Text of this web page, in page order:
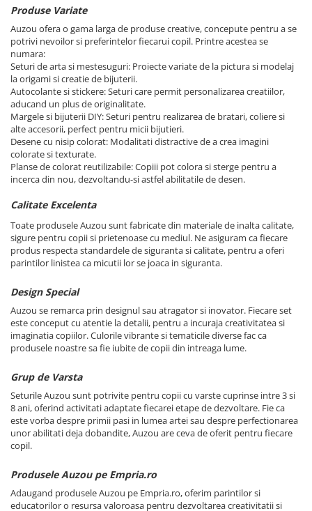
Produse Variate
Auzou ofera o gama larga de produse creative, concepute pentru a se
potrivi nevoilor si preferintelor fiecarui copil. Printre acestea se
numara:
Seturi de arta si mestesuguri: Proiecte variate de la pictura si modelaj
la origami si creatie de bijuterii.
Autocolante si stickere: Seturi care permit personalizarea creatiilor,
aducand un plus de originalitate.
Margele si bijuterii DIY: Seturi pentru realizarea de bratari, coliere si
alte accesorii, perfect pentru micii bijutieri.
Desene cu nisip colorat: Modalitati distractive de a crea imagini
colorate si texturate.
Planse de colorat reutilizabile: Copiii pot colora si sterge pentru a
incerca din nou, dezvoltandu-si astfel abilitatile de desen.
Calitate Excelenta
Toate produsele Auzou sunt fabricate din materiale de inalta calitate,
sigure pentru copii si prietenoase cu mediul. Ne asiguram ca fiecare
produs respecta standardele de siguranta si calitate, pentru a oferi
parintilor linistea ca micutii lor se joaca in siguranta.
Design Special
Auzou se remarca prin designul sau atragator si inovator. Fiecare set
este conceput cu atentie la detalii, pentru a incuraja creativitatea si
imaginatia copiilor. Culorile vibrante si tematicile diverse fac ca
produsele noastre sa fie iubite de copii din intreaga lume.
Grup de Varsta
Seturile Auzou sunt potrivite pentru copii cu varste cuprinse intre 3 si
8 ani, oferind activitati adaptate fiecarei etape de dezvoltare. Fie ca
este vorba despre primii pasi in lumea artei sau despre perfectionarea
unor abilitati deja dobandite, Auzou are ceva de oferit pentru fiecare
copil.
Produsele Auzou pe Empria.ro
Adaugand produsele Auzou pe Empria.ro, oferim parintilor si
educatorilor o resursa valoroasa pentru dezvoltarea creativitatii si